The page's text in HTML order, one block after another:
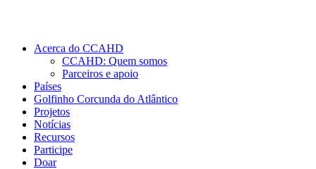
Acerca do CCAHD
CCAHD: Quem somos
Parceiros e apoio
Países
Golfinho Corcunda do Atlântico
Projetos
Notícias
Recursos
Participe
Doar